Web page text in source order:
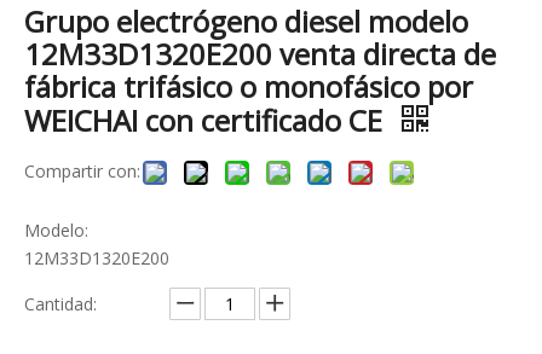
Grupo electrógeno diesel modelo
12M33D1320E200 venta directa de
fábrica trifásico o monofásico por
WEICHAI con certificado CE
Compartir con:
Modelo:
12M33D1320E200
Cantidad: